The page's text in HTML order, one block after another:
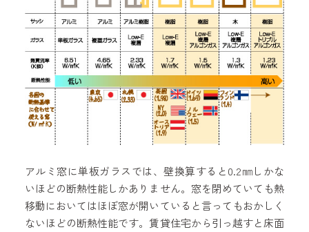
アルミ窓に単板ガラスでは、壁換算すると0.2㎜しかな
いほどの断熱性能しかありません。窓を閉めていても熱
移動においてはほぼ窓が開いていると言ってもおかしく
ないほどの断熱性能です。賃貸住宅から引っ越すと床面